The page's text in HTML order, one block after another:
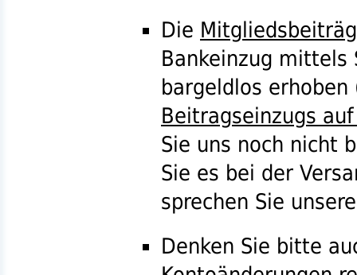
Die
Bankeinzug mittels
bargeldlos erhoben
Beitragseinzugs auf
Sie uns noch nicht
Sie es bei der
sprechen Sie
Denken Sie bitte